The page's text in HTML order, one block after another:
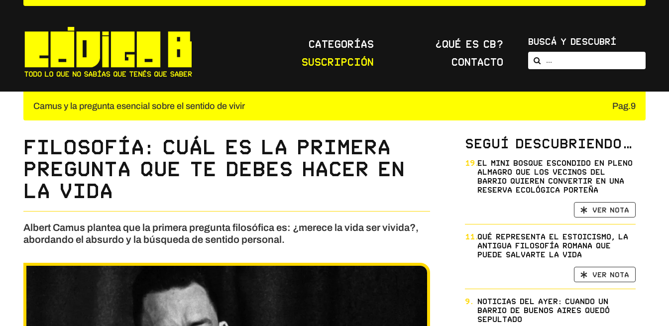
Categorías
Suscripción
¿Qué es CB?
Contacto
Buscá y Descubrí
Buscar:
Camus y la pregunta esencial sobre el sentido de vivir Pag.9
Filosofía: cuál es la primera
pregunta que te debes hacer en
la vida
Albert Camus plantea que la primera pregunta filosófica es: ¿merece la vida ser vivida?,
abordando el absurdo y la búsqueda de sentido personal.
Seguí descubriendo…
19.El mini bosque escondido en pleno
Almagro que los vecinos del
barrio quieren convertir en una
reserva ecológica porteña
Ver nota
11.Qué representa el estoicismo, la
antigua filosofía romana que
puede salvarte la vida
Ver nota
9.
Noticias del ayer: cuando un
barrio de Buenos Aires quedó
sepultado